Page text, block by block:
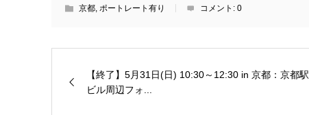
京都, ポートレート有り コメント: 0
【終了】5月31日(日) 10:30～12:30 in 京都：京都駅
ビル周辺フォ...